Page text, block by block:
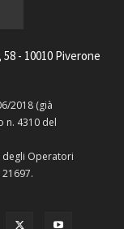
- 10010 Piverone
2018 (già
n. 4310 del
degli Operatori